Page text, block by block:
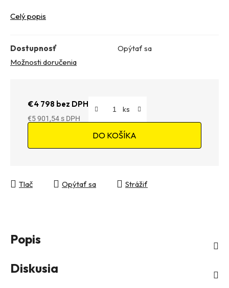
Celý popis
Dostupnosť
Opýtať sa
Možnosti doručenia
€4 798 bez DPH
€5 901,54
DO KOŠÍKA
Tlač Opýtať sa Strážiť
Popis
Diskusia